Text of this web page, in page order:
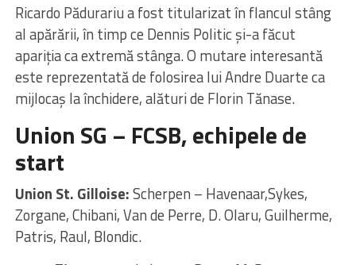
Ricardo Pădurariu a fost titularizat în flancul stâng
al apărării, în timp ce Dennis Politic și-a făcut
apariția ca extremă stânga. O mutare interesantă
este reprezentată de folosirea lui Andre Duarte ca
mijlocaș la închidere, alături de Florin Tănase.
Union SG – FCSB, echipele de
start
Union St. Gilloise:Scherpen – Havenaar,Sykes,
Zorgane, Chibani, Van de Perre, D. Olaru, Guilherme,
Patris, Raul, Blondic.